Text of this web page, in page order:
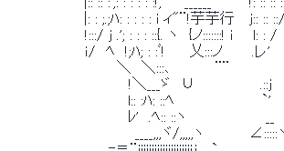
|: : ;.;ﾊ: : : : : i ィ"¨!芋芋行　 j:: :: ::/ィ
!:::/ j .'; : : : ::{. ヽ　{ノ:::::::! i　　l: : /　 　 i　!
ｉ/　ﾍ　!;ﾊ; : :ﾞ!　　 乂:::ノ　 　 .レ' 　
＼　＼:::､　　　　 ¨¨　　　　　　　　 ¨¨
!＼___ゞ　∪　　　　　　 .::j　 　 　
l:: :ﾊ: ::ﾍ　 　 　 　 　 　 `'　　　　　　　
ﾚ'　.ﾍ:: ::ヽ　　　 　 　 　 __　　　
____,,,ヾ/,,,,,ヽ　　　 　∠:::::ヽ　　　 　